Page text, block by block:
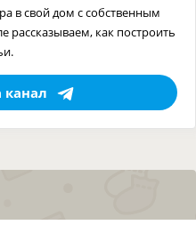
в свой дом с собственным
рассказываем, как построить
канал